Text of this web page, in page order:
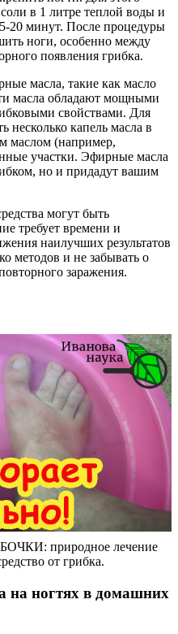
в 1 литре теплой воды и
20 минут. После процедуры
ноги, особенно между
появления грибка.
масла, такие как масло
масла обладают мощными
свойствами. Для
несколько капель масла в
маслом (например,
участки. Эфирные масла
но и придадут вашим
могут быть
требует времени и
наилучших результатов
методов и не забывать о
заражения.
природное лечение
от грибка.
на ногтях в домашних